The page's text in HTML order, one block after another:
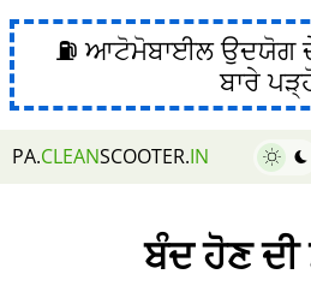
⛽ ਆਟੋਮੋਬਾਈਲ ਉਦਯੋਗ
ਬਾਰੇ
PA.CLEANSCOOTER.IN
ਬੰਦ ਹੋਣ ਦੀ